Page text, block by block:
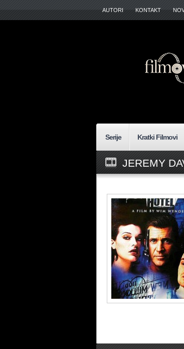
AUTORI KONTAKT
Serije Kratki Filmovi
JEREMY